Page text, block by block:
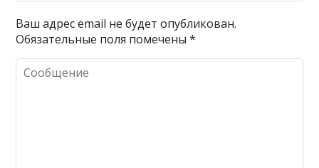
Ваш адрес email не будет опубликован.
Обязательные поля помечены*